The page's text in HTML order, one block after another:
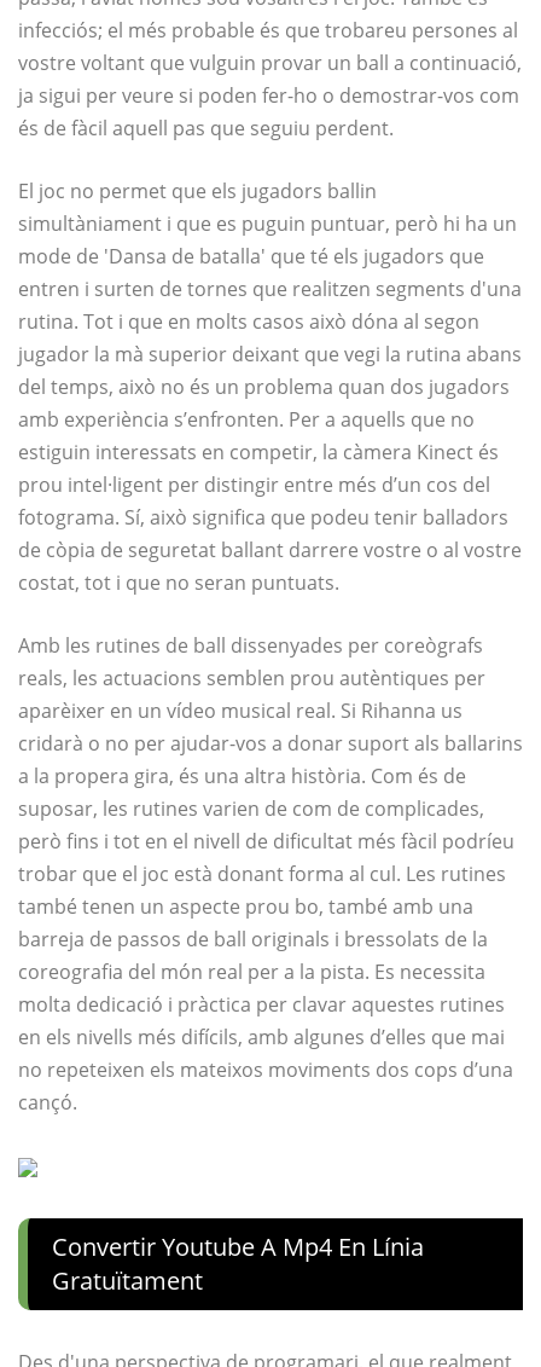
infecciós; el més probable és que trobareu persones al
vostre voltant que vulguin provar un ball a continuació,
ja sigui per veure si poden fer-ho o demostrar-vos com
és de fàcil aquell pas que seguiu perdent.
El joc no permet que els jugadors ballin
simultàniament i que es puguin puntuar, però hi ha un
mode de 'Dansa de batalla' que té els jugadors que
entren i surten de tornes que realitzen segments d'una
rutina. Tot i que en molts casos això dóna al segon
jugador la mà superior deixant que vegi la rutina abans
del temps, això no és un problema quan dos jugadors
amb experiència s’enfronten. Per a aquells que no
estiguin interessats en competir, la càmera Kinect és
prou intel·ligent per distingir entre més d’un cos del
fotograma. Sí, això significa que podeu tenir balladors
de còpia de seguretat ballant darrere vostre o al vostre
costat, tot i que no seran puntuats.
Amb les rutines de ball dissenyades per coreògrafs
reals, les actuacions semblen prou autèntiques per
aparèixer en un vídeo musical real. Si Rihanna us
cridarà o no per ajudar-vos a donar suport als ballarins
a la propera gira, és una altra història. Com és de
suposar, les rutines varien de com de complicades,
però fins i tot en el nivell de dificultat més fàcil podríeu
trobar que el joc està donant forma al cul. Les rutines
també tenen un aspecte prou bo, també amb una
barreja de passos de ball originals i bressolats de la
coreografia del món real per a la pista. Es necessita
molta dedicació i pràctica per clavar aquestes rutines
en els nivells més difícils, amb algunes d’elles que mai
no repeteixen els mateixos moviments dos cops d’una
cançó.
Convertir Youtube A Mp4 En Línia
Gratuïtament